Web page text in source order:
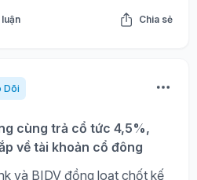
Chia sẻ
Dõi
cùng trả cổ tức 4,5%,
về tài khoản cổ đông
và BIDV đồng loạt chốt kế